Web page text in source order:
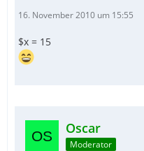
16. November 2010 um 15:55
$x = 15
Oscar
Moderator